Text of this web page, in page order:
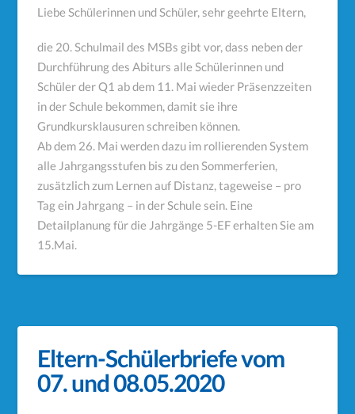
Liebe Schülerinnen und Schüler, sehr geehrte Eltern,
die 20. Schulmail des MSBs gibt vor, dass neben der
Durchführung des Abiturs alle Schülerinnen und
Schüler der Q1 ab dem 11. Mai wieder Präsenzzeiten
in der Schule bekommen, damit sie ihre
Grundkursklausuren schreiben können.
Ab dem 26. Mai werden dazu im rollierenden System
alle Jahrgangsstufen bis zu den Sommerferien,
zusätzlich zum Lernen auf Distanz, tageweise – pro
Tag ein Jahrgang – in der Schule sein. Eine
Detailplanung für die Jahrgänge 5-EF erhalten Sie am
15.Mai.
Eltern-Schülerbriefe vom
07. und 08.05.2020